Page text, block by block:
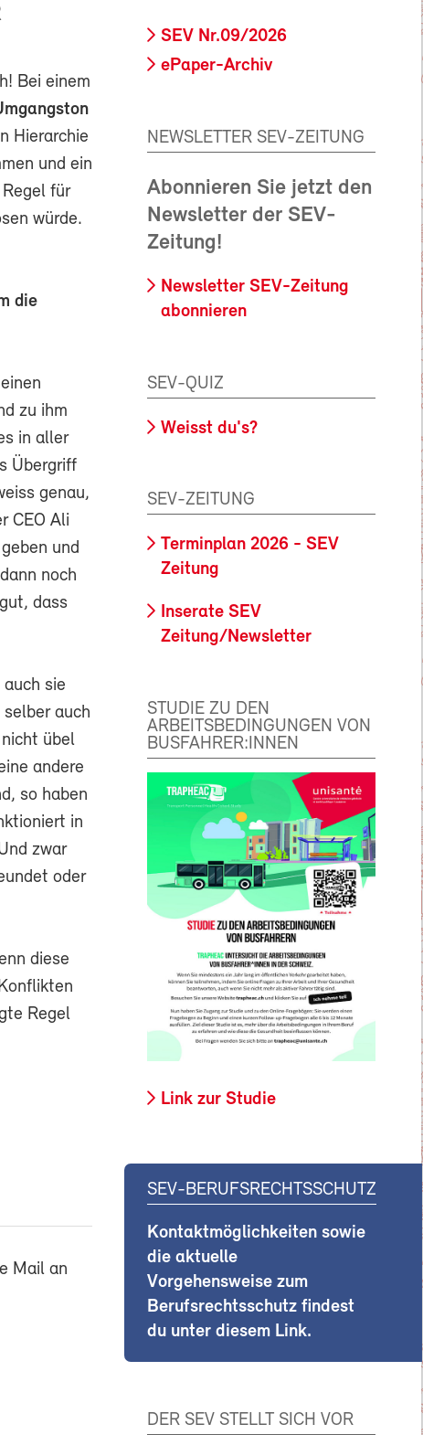
Bei einem
Hierarchie
und ein
für
würde.
die
zu ihm
in aller
Übergriff
genau,
CEO Ali
und
noch
dass
sie
auch
übel
andere
so haben
in
zwar
oder
diese
Regel
Mail an
SEV Nr.09/2026
ePaper-Archiv
NEWSLETTER SEV-ZEITUNG
Abonnieren Sie jetzt den
Newsletter der SEV-
Zeitung!
Newsletter SEV-Zeitung
abonnieren
SEV-QUIZ
Weisst du's?
SEV-ZEITUNG
Terminplan 2026 - SEV
Zeitung
Inserate SEV
Zeitung/Newsletter
STUDIE ZU DEN
ARBEITSBEDINGUNGEN VON
BUSFAHRER:INNEN
Link zur Studie
SEV-BERUFSRECHTSSCHUTZ
Kontaktmöglichkeiten sowie
die aktuelle
Vorgehensweise zum
Berufsrechtsschutz findest
du unter diesem Link.
DER SEV STELLT SICH VOR